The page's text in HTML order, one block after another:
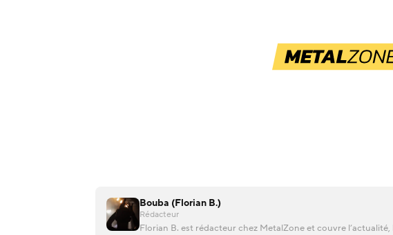
Bouba (Florian B.)
Rédacteur
Florian B. est rédacteur chez MetalZone et couvre